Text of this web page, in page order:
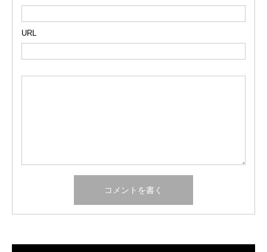
URL